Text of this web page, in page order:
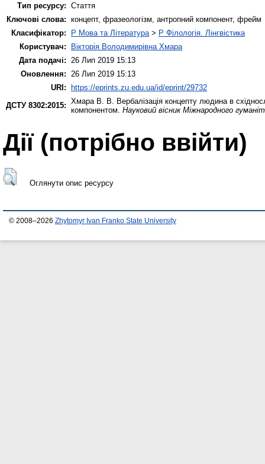
Тип ресурсу: Стаття
Ключові слова: концепт, фразеологізм, антропний компонент, фрейм
Класифікатор:
P Мова та Література > P Філологія. Лінгвістика
Користувач:
Вікторія Володимирівна Хмара
Дата подачі:
26 Лип 2019 15:13
Оновлення:
26 Лип 2019 15:13
URI: https://eprints.zu.edu.ua/id/eprint/29732
ДСТУ 8302:2015: Хмара В. В.
Вербалізація концепту людина в
компонентом. Науковий вісник Міжнародного
Дії ​​(потрібно ввійти)
Оглянути опис ресурсу
© 2008–2026 Zhytomyr Ivan Franko State University